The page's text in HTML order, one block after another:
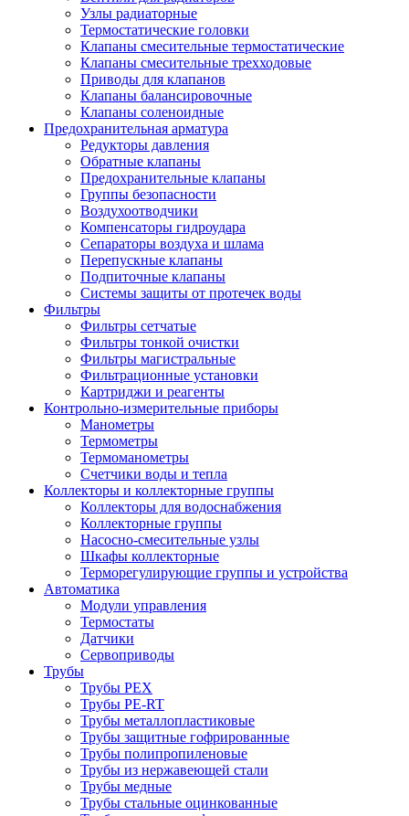
Узлы радиаторные
Термостатические головки
Клапаны смесительные термостатические
Клапаны смесительные трехходовые
Приводы для клапанов
Клапаны балансировочные
Клапаны соленоидные
Предохранительная арматура
Редукторы давления
Обратные клапаны
Предохранительные клапаны
Группы безопасности
Воздухоотводчики
Компенсаторы гидроудара
Сепараторы воздуха и шлама
Перепускные клапаны
Подпиточные клапаны
Системы защиты от протечек воды
Фильтры
Фильтры сетчатые
Фильтры тонкой очистки
Фильтры магистральные
Фильтрационные установки
Картриджи и реагенты
Контрольно-измерительные приборы
Манометры
Термометры
Термоманометры
Счетчики воды и тепла
Коллекторы и коллекторные группы
Коллекторы для водоснабжения
Коллекторные группы
Насосно-смесительные узлы
Шкафы коллекторные
Терморегулирующие группы и устройства
Автоматика
Модули управления
Термостаты
Датчики
Сервоприводы
Трубы
Трубы PEX
Трубы PE-RT
Трубы металлопластиковые
Трубы защитные гофрированные
Трубы полипропиленовые
Трубы из нержавеющей стали
Трубы медные
Трубы стальные оцинкованные